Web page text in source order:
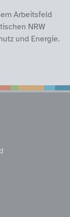
Arbeitsfeld
NRW
und Energie.